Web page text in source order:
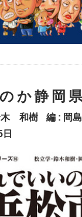
か静岡
木 和樹 編 : 岡